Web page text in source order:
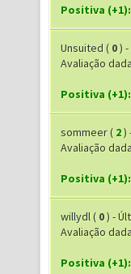
Positiva (+1):
Unsuited ( 0)
Avaliação
Positiva (+1):
sommeer( 2)
Avaliação
Positiva (+1):
willydl( 0) -
Avaliação
Positiva (+1):